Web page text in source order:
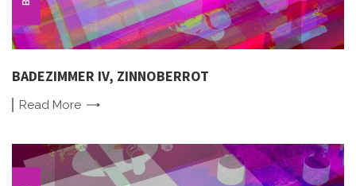
BADEZIMMER IV, ZINNOBERROT
Read More